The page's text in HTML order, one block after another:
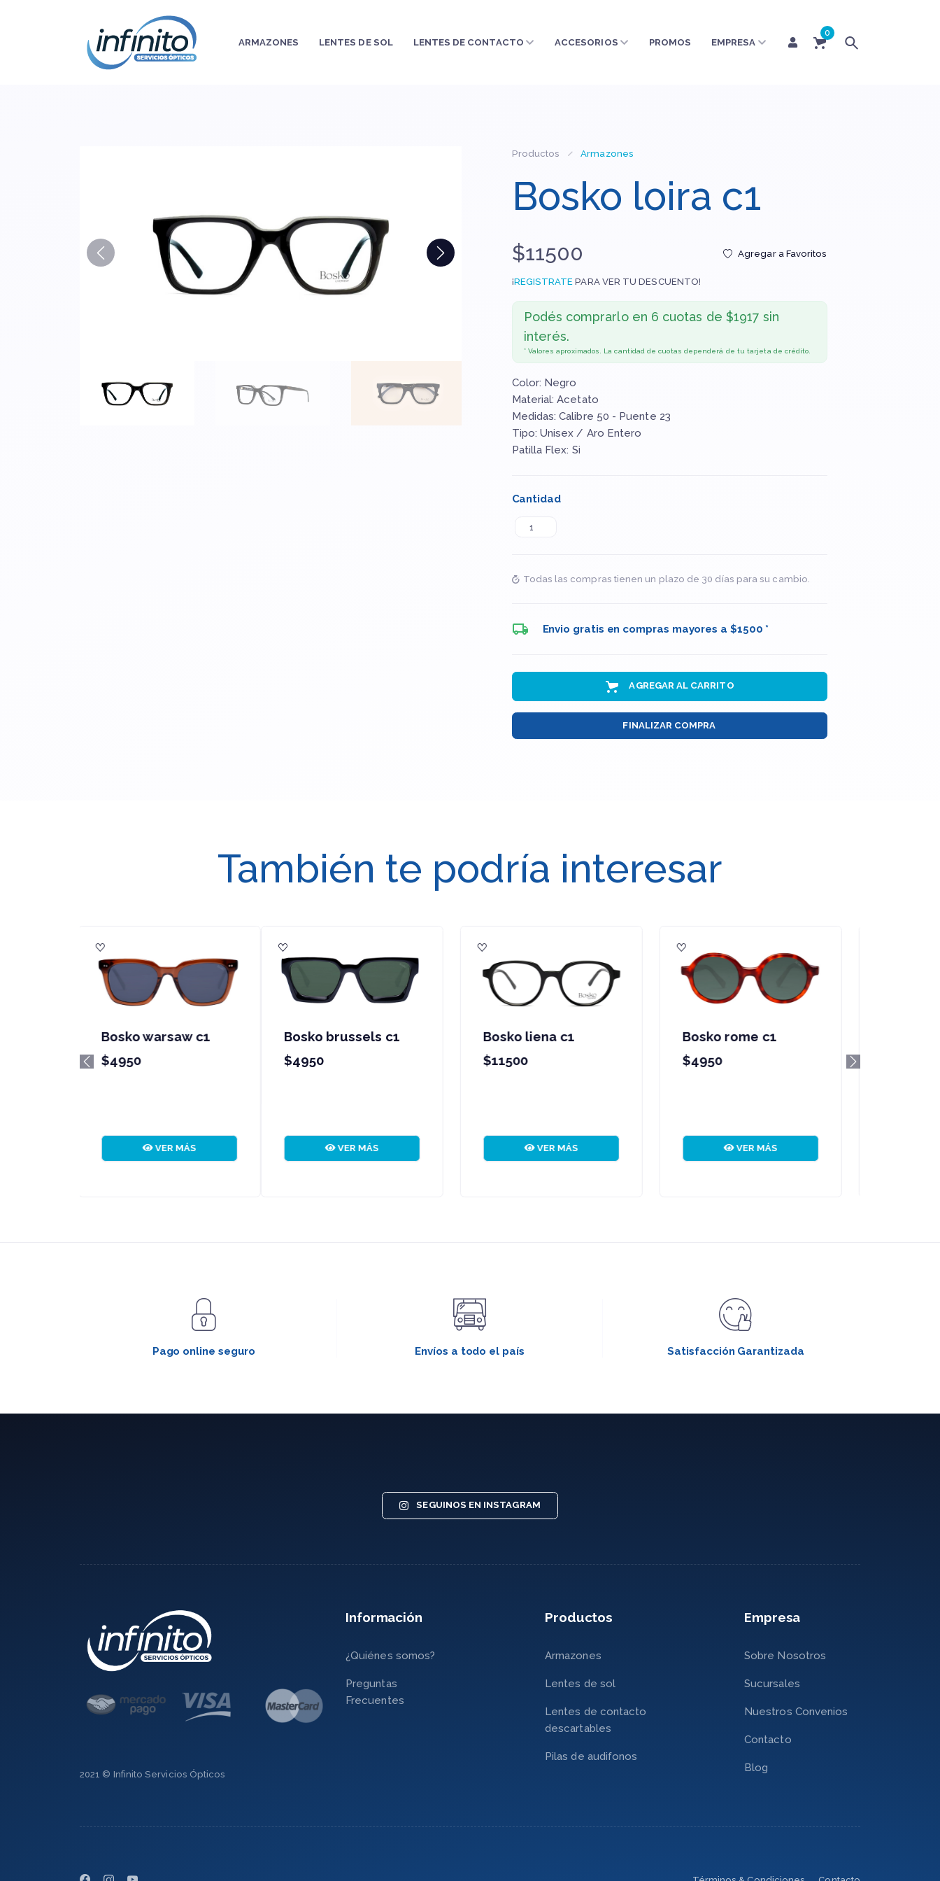
0
ARMAZONES
LENTES DE SOL LENTES DE CONTACTO ACCESORIOS PROMOS EMPRESA
Productos Armazones
Bosko loira c1
$11500 Agregar a Favoritos
¡REGISTRATE PARA VER TU DESCUENTO!
Podés comprarlo en 6 cuotas de $1917 sin
interés.
* Valores aproximados. La cantidad de cuotas dependerá de tu tarjeta de crédito.
Color: Negro
Material: Acetato
Medidas: Calibre 50 - Puente 23
Tipo: Unisex / Aro Entero
Patilla Flex: Si
Cantidad
Todas las compras tienen un plazo de 30 días para su cambio.
Envio gratis en compras mayores a $1500 *
AGREGAR AL CARRITO
FINALIZAR COMPRA
También te podría interesar
Bosko brussels c1
$4950
VER MÁS
Bosko liena c1
$11500
VER MÁS
Bosko rome c1
$4950
VER MÁS
Bosko rin c1
$11500
VER MÁS
Previous Next
Pago online seguro Envíos a todo el país Satisfacción Garantizada
SEGUINOS EN INSTAGRAM
Información
¿Quiénes somos?
Preguntas
Frecuentes
Productos
Armazones
Lentes de sol
Lentes de contacto
descartables
Pilas de audifonos
Empresa
Sobre Nosotros
Sucursales
Nuestros Convenios
Contacto
Blog
2021 © Infinito Servicios Ópticos